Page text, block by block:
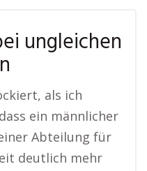
ungleichen
als ich
ein männlicher
Abteilung für
deutlich mehr